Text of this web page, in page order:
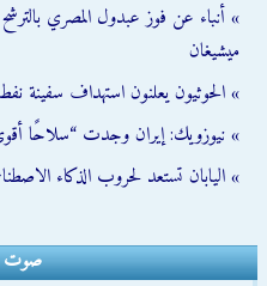
» أنباء عن فوز عبدول المصري
ميشيغان
» الحوثيون يعلنون استهداف سفينة
» نيوزويك: إيران وجدت “سلاحًا أقوى
» اليابان تستعد لحروب الذكاء
صوت